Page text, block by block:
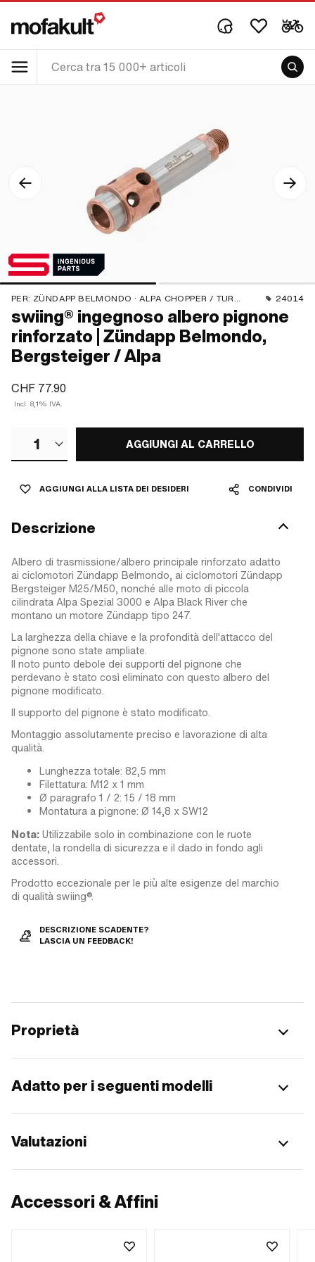
PER: ZÜNDAPP BELMONDO · ALPA CHOPPER / TURBO · ZÜNDAPP 24014
swiing® ingegnoso albero pignone
rinforzato | Zündapp Belmondo,
Bergsteiger / Alpa
CHF 77.90
Incl. 8,1% IVA.
1 AGGIUNGI AL CARRELLO
AGGIUNGI ALLA LISTA DEI DESIDERI CONDIVIDI
Descrizione
Albero di trasmissione/albero principale rinforzato adatto
ai ciclomotori Zündapp Belmondo, ai ciclomotori Zündapp
Bergsteiger M25/M50, nonché alle moto di piccola
cilindrata Alpa Spezial 3000 e Alpa Black River che
montano un motore Zündapp tipo 247.
La larghezza della chiave e la profondità dell'attacco del
pignone sono state ampliate.
Il noto punto debole dei supporti del pignone che
perdevano è stato così eliminato con questo albero del
pignone modificato.
Il supporto del pignone è stato modificato.
Montaggio assolutamente preciso e lavorazione di alta
qualità.
Lunghezza totale: 82,5 mm
Filettatura: M12 x 1 mm
Ø paragrafo 1 / 2: 15 / 18 mm
Montatura a pignone: Ø 14,8 x SW12
Nota: Utilizzabile solo in combinazione con le ruote
dentate, la rondella di sicurezza e il dado in fondo agli
accessori.
Prodotto eccezionale per le più alte esigenze del marchio
di qualità swiing®.
DESCRIZIONE SCADENTE?
LASCIA UN FEEDBACK!
Proprietà
Adatto per i seguenti modelli
Valutazioni
Accessori & Affini